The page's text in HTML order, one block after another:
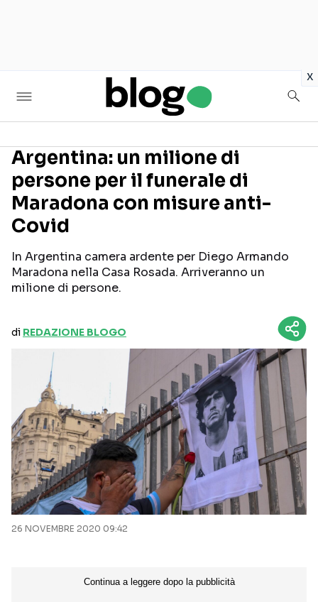
x
Seguici sui social
Argentina: un milione di
persone per il funerale di
Maradona con misure anti-
Covid
In Argentina camera ardente per Diego Armando
Maradona nella Casa Rosada. Arriveranno un
milione di persone.
di REDAZIONE BLOGO
26 NOVEMBRE 2020 09:42